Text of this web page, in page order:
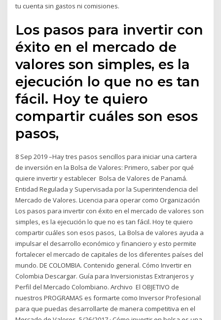
tu cuenta sin gastos ni comisiones.
Los pasos para invertir con
éxito en el mercado de
valores son simples, es la
ejecución lo que no es tan
fácil. Hoy te quiero
compartir cuáles son esos
pasos,
8 Sep 2019 –Hay tres pasos sencillos para iniciar una cartera
de inversión en la Bolsa de Valores: Primero, saber por qué
quiere invertir y establecer Bolsa de Valores de Panamá.
Entidad Regulada y Supervisada por la Superintendencia del
Mercado de Valores. Licencia para operar como Organización
Los pasos para invertir con éxito en el mercado de valores son
simples, es la ejecución lo que no es tan fácil. Hoy te quiero
compartir cuáles son esos pasos, La Bolsa de valores ayuda a
impulsar el desarrollo económico y financiero y esto permite
fortalecer el mercado de capitales de los diferentes países del
mundo. DE COLOMBIA. Contenido general. Cómo Invertir en
Colombia Descargar. Guía para Inversionistas Extranjeros y
Perfil del Mercado Colombiano. Archivo El OBJETIVO de
nuestros PROGRAMAS es formarte como Inversor Profesional
para que puedas desarrollarte de manera competitiva en el